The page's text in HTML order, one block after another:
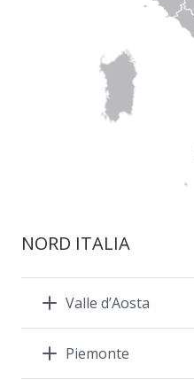
NORD ITALIA
Valle d’Aosta
Piemonte